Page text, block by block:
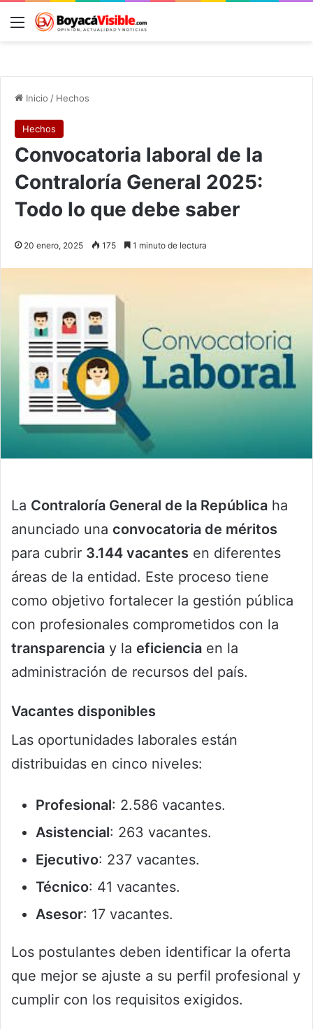
Menú
Inicio / Hechos
Hechos
Convocatoria laboral de la
Contraloría General 2025:
Todo lo que debe saber
20 enero, 2025 175 1 minuto de lectura
La Contraloría General de la República ha
anunciado una convocatoria de méritos
para cubrir 3.144 vacantes en diferentes
áreas de la entidad. Este proceso tiene
como objetivo fortalecer la gestión pública
con profesionales comprometidos con la
transparencia y la eficiencia en la
administración de recursos del país.
Vacantes disponibles
Las oportunidades laborales están
distribuidas en cinco niveles:
Profesional: 2.586 vacantes.
Asistencial: 263 vacantes.
Ejecutivo: 237 vacantes.
Técnico: 41 vacantes.
Asesor: 17 vacantes.
Los postulantes deben identificar la oferta
que mejor se ajuste a su perfil profesional y
cumplir con los requisitos exigidos.